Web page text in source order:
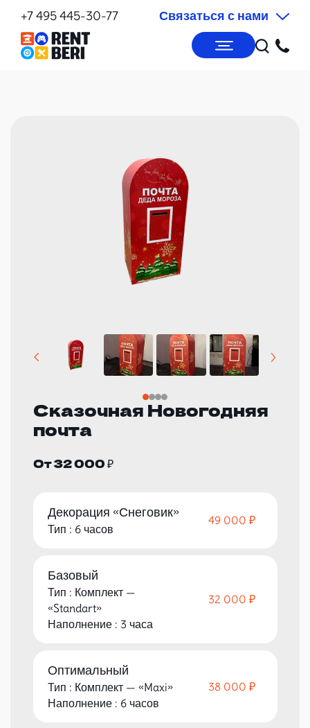
+7 495 445-30-77 Связаться с нами
Сказочная Новогодняя
почта
От 32 000 ₽
Декорация «Снеговик»
Тип : 6 часов
49 000 ₽
Базовый
Тип : Комплект —
«Standart»
Наполнение : 3 часа
32 000 ₽
Оптимальный
Тип : Комплект — «Maxi»
Наполнение : 6 часов
38 000 ₽